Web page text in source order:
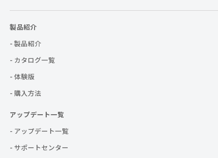
製品紹介
- 製品紹介
- カタログ一覧
- 体験版
- 購入方法
アップデート一覧
- アップデート一覧
- サポートセンター